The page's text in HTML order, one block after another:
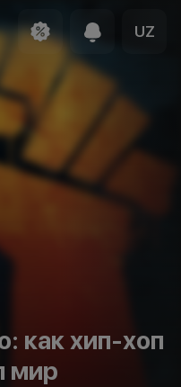
UZ
как хип-хоп
мир